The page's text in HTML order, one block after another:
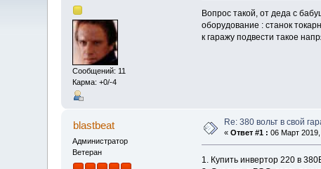
Сообщений: 11
Карма: +0/-4
Вопрос такой, от деда с
оборудование : станок
к гаражу подвести такое
blastbeat
Администратор
Ветеран
Re: 380 вольт в свой
«Ответ #1 : 06 Март
1. Купить инвертор 220 в